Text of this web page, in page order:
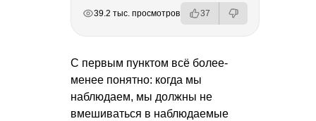
39.2 тыс. просмотров 37
С первым пунктом всё более-
менее понятно: когда мы
наблюдаем, мы должны не
вмешиваться в наблюдаемые